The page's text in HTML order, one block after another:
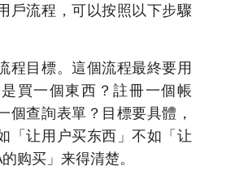
戶流程，可以按照以下步驟
程目標。這個流程最終要用
買一個東西？註冊一個帳
個查詢表單？目標要具體，
「让用户买东西」不如「让
购买」来得清楚。